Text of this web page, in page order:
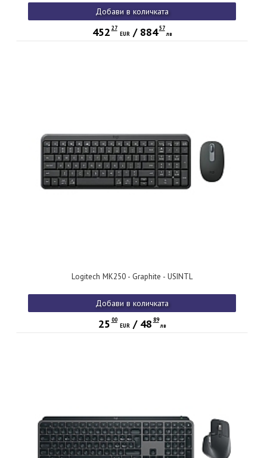
Добави в количката
452 27
EUR/ 884 57
лв
Logitech MK250 - Graphite - USINTL
Добави в количката
25 00
EUR/ 48 89
лв